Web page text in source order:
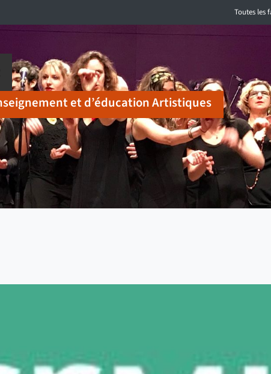
Toutes les
et d’éducation Artistiques